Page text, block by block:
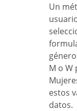
Un método utilizado para ofrecer al
M o W
estos
datos.